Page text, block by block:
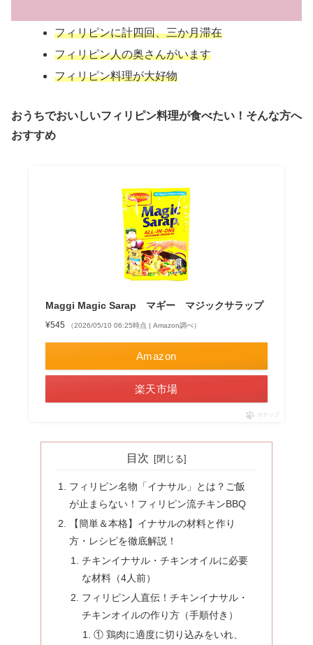
フィリピンに計四回、三か月滞在
フィリピン人の奥さんがいます
フィリピン料理が大好物
おうちでおいしいフィリピン料理が食べたい！そんな方へ
おすすめ
Maggi Magic Sarap マギー マジックサラップ
¥545 （2026/05/10 06:25時点 | Amazon調べ）
Amazon
楽天市場
ポチップ
目次
フィリピン名物「イナサル」とは？ご飯
が止まらない！フィリピン流チキンBBQ
【簡単＆本格】イナサルの材料と作り
方・レシピを徹底解説！
チキンイナサル・チキンオイルに必要
な材料（4人前）
フィリピン人直伝！チキンイナサル・
チキンオイルの作り方（手順付き）
① 鶏肉に適度に切り込みをいれ、